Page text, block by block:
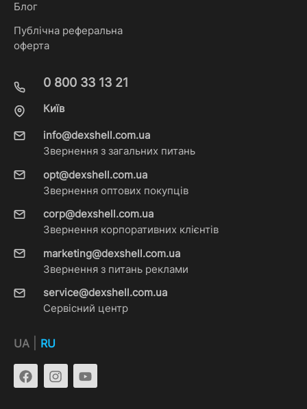
Блог
Публічна реферальна
оферта
0 800 33 13 21
Київ
info@dexshell.com.ua
Звернення з загальних питань
opt@dexshell.com.ua
Звернення оптових покупців
corp@dexshell.com.ua
Звернення корпоративних клієнтів
marketing@dexshell.com.ua
Звернення з питань реклами
service@dexshell.com.ua
Сервісний центр
UA RU